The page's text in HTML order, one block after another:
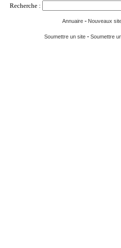
Recherche :
Annuaire - Nouveaux
Soumettre un site- Soumettre